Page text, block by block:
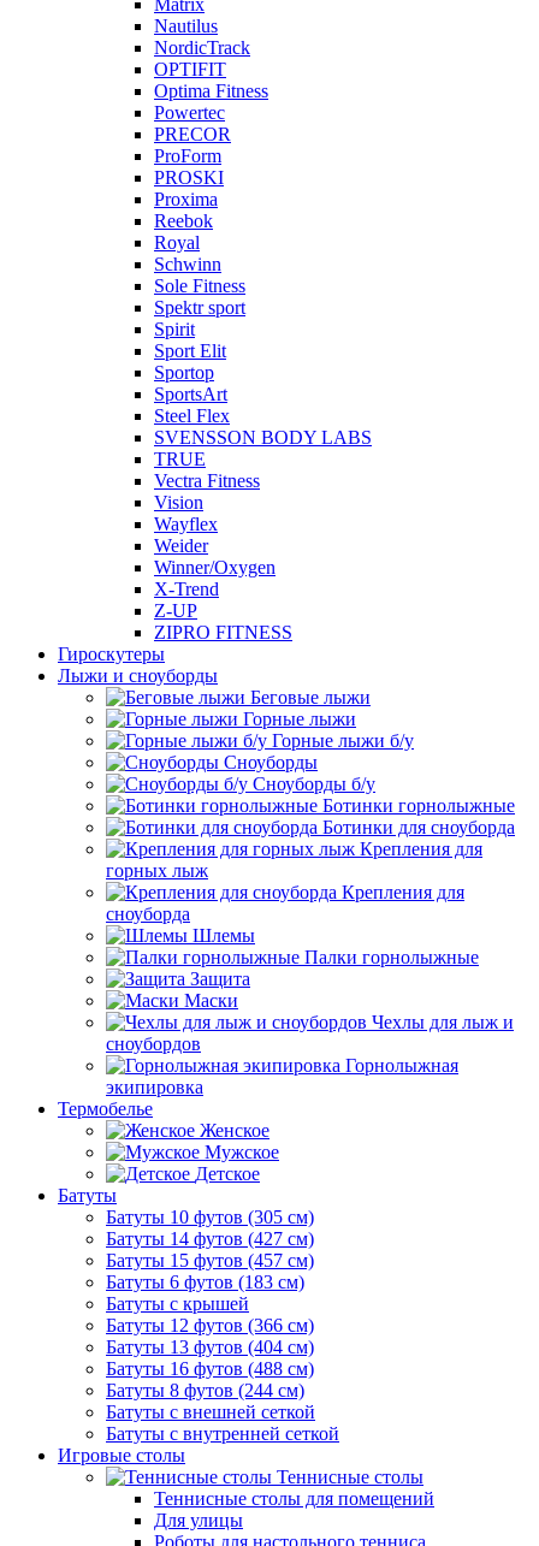
Matrix
Nautilus
NordicTrack
OPTIFIT
Optima Fitness
Powertec
PRECOR
ProForm
PROSKI
Proxima
Reebok
Royal
Schwinn
Sole Fitness
Spektr sport
Spirit
Sport Elit
Sportop
SportsArt
Steel Flex
SVENSSON BODY LABS
TRUE
Vectra Fitness
Vision
Wayflex
Weider
Winner/Oxygen
X-Trend
Z-UP
ZIPRO FITNESS
Гироскутеры
Лыжи и сноуборды
Беговые лыжи
Горные лыжи
Горные лыжи б/у
Сноуборды
Сноуборды б/у
Ботинки горнолыжные
Ботинки для сноуборда
Крепления для
горных лыж
Крепления для
сноуборда
Шлемы
Палки горнолыжные
Защита
Маски
Чехлы для лыж и
сноубордов
Горнолыжная
экипировка
Термобелье
Женское
Мужское
Детское
Батуты
Батуты 10 футов (305 см)
Батуты 14 футов (427 см)
Батуты 15 футов (457 см)
Батуты 6 футов (183 см)
Батуты с крышей
Батуты 12 футов (366 см)
Батуты 13 футов (404 см)
Батуты 16 футов (488 см)
Батуты 8 футов (244 см)
Батуты с внешней сеткой
Батуты с внутренней сеткой
Игровые столы
Теннисные столы
Теннисные столы для помещений
Для улицы
Роботы для настольного тенниса